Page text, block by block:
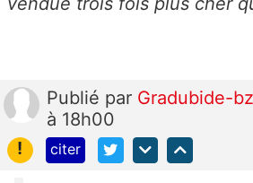
Publié par Gradubide-
à 18h00
!
citer